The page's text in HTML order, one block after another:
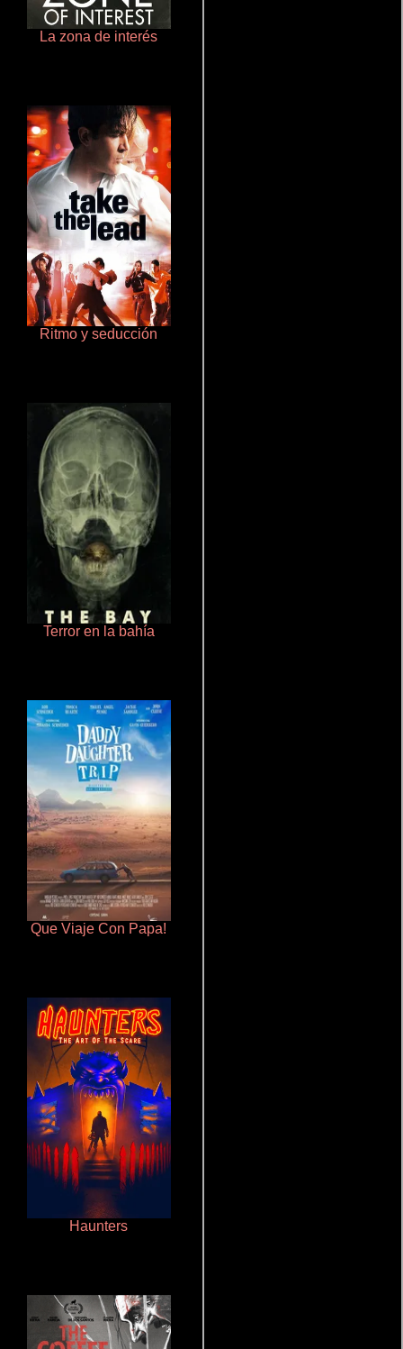
La zona de interés
Ritmo y seducción
Terror en la bahía
Que Viaje Con Papa!
Haunters